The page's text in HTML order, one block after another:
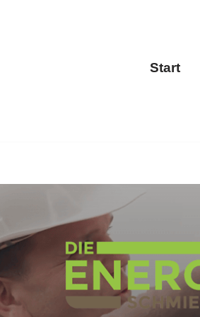
Start